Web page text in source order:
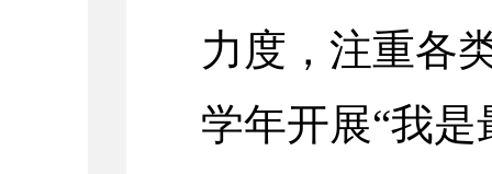
力度，注重各
学年开展“我